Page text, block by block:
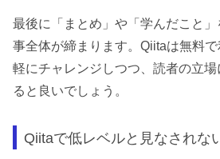
最後に「まとめ」や「学んだこと
事全体が締まります。Qiitaは無料
軽にチャレンジしつつ、読者の立
ると良いでしょう。
Qiitaで低レベルと見なされな